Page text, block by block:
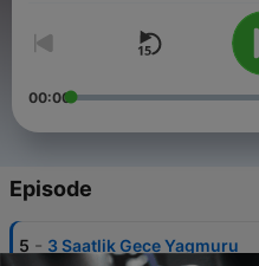
00:00
Episode
5 - 3 Saatlik Gece Yagmuru